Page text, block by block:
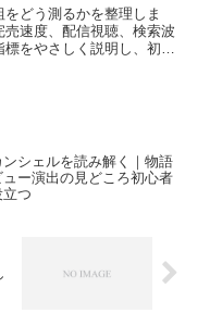
をどう測るかを整理しま
売速度、配信視聴、検索波
標をやさしく説明し、初観
シェルを読み解く｜物語
ュー演出の見どころ初心者
つ